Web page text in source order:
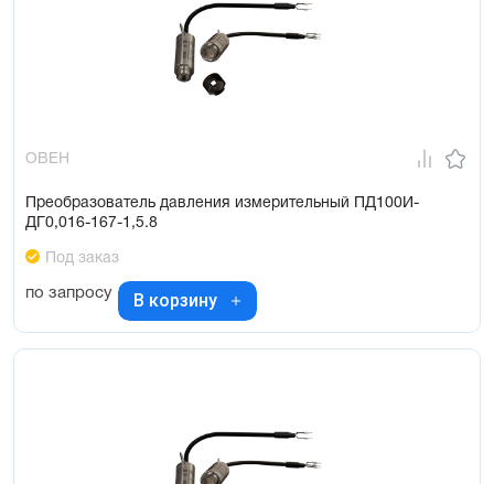
ОВЕН
Преобразователь давления измерительный ПД100И-
ДГ0,016-167-1,5.8
Под заказ
по запросу В корзину